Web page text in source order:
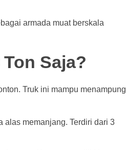
armada muat berskala
Saja?
Truk ini mampu menampung
alas memanjang. Terdiri dari 3